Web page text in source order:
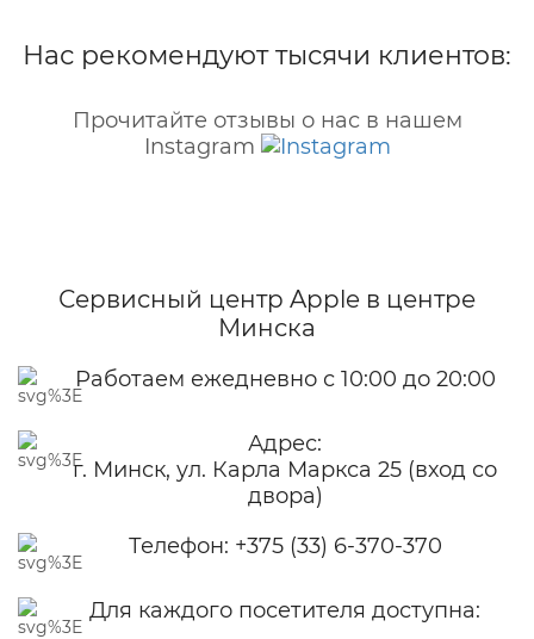
Нас рекомендуют тысячи клиентов:
Прочитайте отзывы о нас в нашем
Instagram
Сервисный центр Apple в центре
Минска
Работаем ежедневно с 10:00 до 20:00
Адрес:
г. Минск, ул. Карла Маркса 25 (вход со
двора)
Телефон: +375 (33) 6-370-370
Для каждого посетителя доступна: